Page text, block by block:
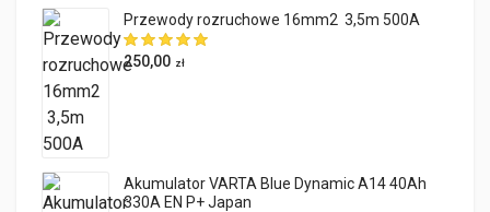
Przewody rozruchowe 16mm2 3,5m 500A
250,00 zł
Akumulator VARTA Blue Dynamic A14 40Ah
330A EN P+ Japan